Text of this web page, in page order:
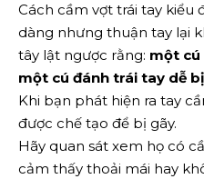
Cách cầm vợt trái tay kiểu
dàng nhưng thuận tay lại
tây lật ngược rằng: một cú
một cú đánh trái tay dễ
Khi bạn phát hiện ra tay
được chế tạo để bị gãy.
Hãy quan sát xem họ có
cảm thấy thoải mái hay